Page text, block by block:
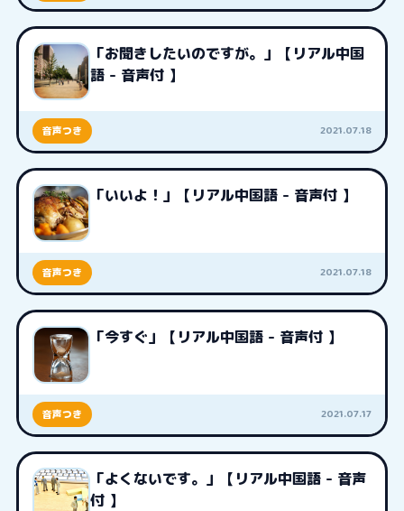
「お聞きしたいのですが。」【リアル中国
語 - 音声付 】
音声つき 2021.07.18
「いいよ！」【リアル中国語 - 音声付 】
音声つき 2021.07.18
「今すぐ」【リアル中国語 - 音声付 】
音声つき 2021.07.17
「よくないです。」【リアル中国語 - 音声
付 】